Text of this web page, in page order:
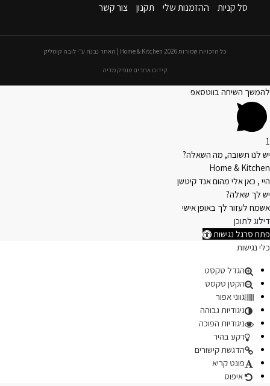
סל קניות ההזמנות שלי תקנון צור קשר
כל הזכויות שמורות 2026 Home & Kitchen | האתר נבנה ע״י לובה קוטליק
קידום אתרים טופיק מדיה
להמשך השיחה בווטסאפ
1
יש לנו תשובה, מה השאלה?
Home & Kitchen
היי , כאן אלי מהום אנד קיטשן
יש לך שאלה?
אשמח לעזור לך באופן אישי
דילוג לתוכן
פתח סרגל נגישות
כלי נגישות
הגדל טקסט
הקטן טקסט
גווני אפור
ניגודיות גבוהה
ניגודיות הפוכה
רקע בהיר
הדגשת קישורים
פונט קריא
איפוס